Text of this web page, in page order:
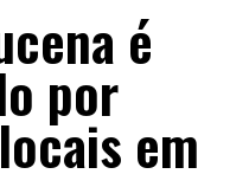
é
por
em